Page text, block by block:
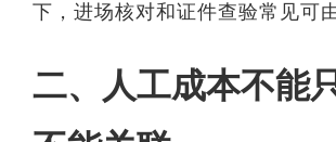
下，进场核对和证件查验常见可
二、人工成本不能